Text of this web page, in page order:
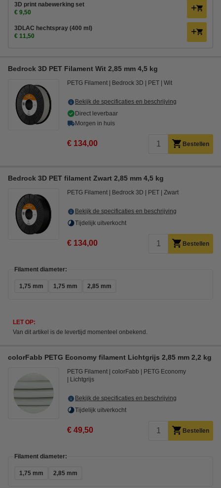
3D print nabewerking set
€ 9,50
3DLAC hechtspray (400 ml)
€ 11,50
Bedrock 3D PET Filament Wit 2,85 mm 4,5 kg
PETG Filament Bedrock 3D PET Wit
Bekijk de specificaties en beschrijving
Direct leverbaar
Morgen in huis
€ 134,00 Bestellen
Bedrock 3D PET filament Zwart 2,85 mm 4,5 kg
PETG Filament Bedrock 3D PET Zwart
Bekijk de specificaties en beschrijving
Tijdelijk uitverkocht
€ 134,00 Bestellen
Filament diameter:
1,75 mm 1,75 mm 2,85 mm
LET OP:
Van dit artikel is de levertijd momenteel onbekend.
colorFabb PETG Economy filament Lichtgrijs 2,85 mm 2,2 kg
PETG Filament colorFabb
PETG Economy
Lichtgrijs
Bekijk de specificaties en beschrijving
Tijdelijk uitverkocht
€ 49,50 Bestellen
Filament diameter:
1,75 mm 2,85 mm